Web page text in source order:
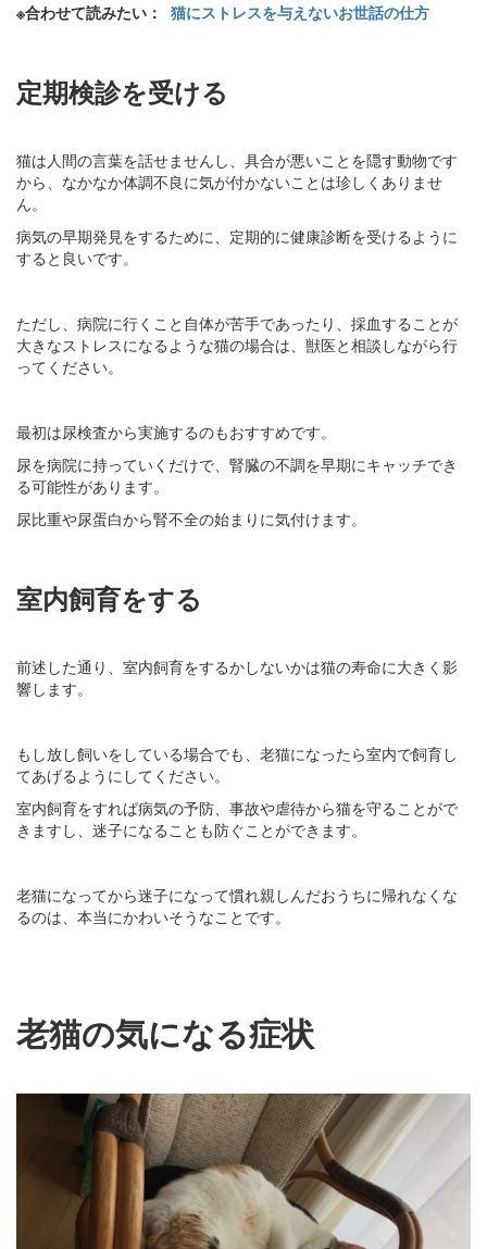
※合わせて読みたい： 猫にストレスを与えないお世話の仕方
定期検診を受ける
猫は人間の言葉を話せませんし、具合が悪いことを隠す動物です
から、なかなか体調不良に気が付かないことは珍しくありませ
ん。
病気の早期発見をするために、定期的に健康診断を受けるように
すると良いです。
ただし、病院に行くこと自体が苦手であったり、採血することが
大きなストレスになるような猫の場合は、獣医と相談しながら行
ってください。
最初は尿検査から実施するのもおすすめです。
尿を病院に持っていくだけで、腎臓の不調を早期にキャッチでき
る可能性があります。
尿比重や尿蛋白から腎不全の始まりに気付けます。
室内飼育をする
前述した通り、室内飼育をするかしないかは猫の寿命に大きく影
響します。
もし放し飼いをしている場合でも、老猫になったら室内で飼育し
てあげるようにしてください。
室内飼育をすれば病気の予防、事故や虐待から猫を守ることがで
きますし、迷子になることも防ぐことができます。
老猫になってから迷子になって慣れ親しんだおうちに帰れなくな
るのは、本当にかわいそうなことです。
老猫の気になる症状